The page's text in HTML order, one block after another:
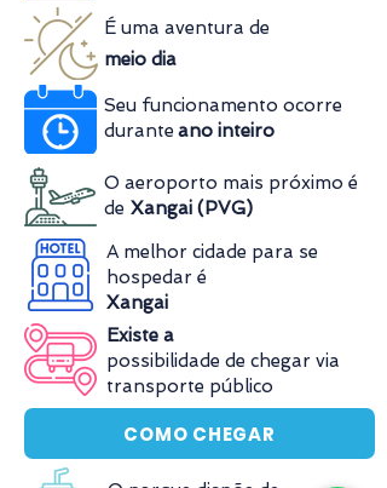
É uma aventura de
meio dia
Seu funcionamento ocorre
durante ano inteiro
O aeroporto mais próximo é
de Xangai (PVG)
A melhor cidade para se
hospedar é
Xangai
Existe a
possibilidade de chegar via
transporte público
COMO CHEGAR